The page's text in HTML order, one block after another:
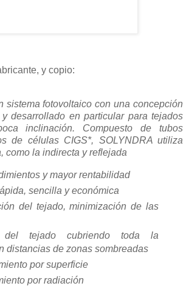
y copio:
sistema fotovoltaico con una concepción
desarrollado en particular para tejados
inclinación. Compuesto de tubos
de células CIGS*, SOLYNDRA utiliza
como la indirecta y reflejada
y mayor rentabilidad
sencilla y económica
del tejado, minimización de las
del tejado cubriendo toda la
distancias de zonas sombreadas
por superficie
por radiación